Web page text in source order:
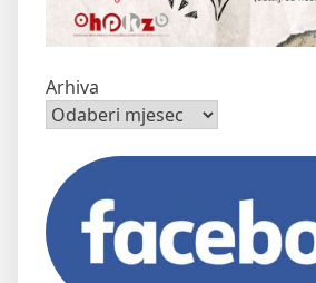
Arhiva